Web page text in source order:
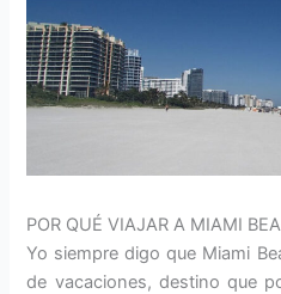
POR QUÉ VIAJAR A MIAMI
Yo siempre digo que Miami
de vacaciones, destino que